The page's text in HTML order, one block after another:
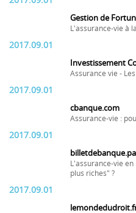
Gestion de
L'assurance-vie à
2017.09.01
Investissement
Assurance vie -
2017.09.01
cbanque.com
Assurance-vie :
2017.09.01
L'assurance-vie
plus riches" ?
2017.09.01